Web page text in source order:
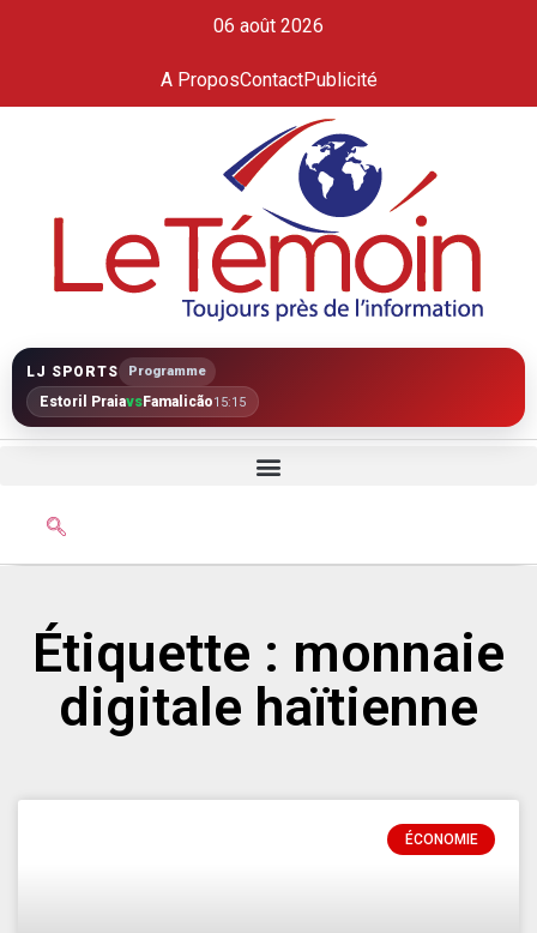
06 août 2026
A ProposContactPublicité
LJ SPORTS Programme
Estoril PraiavsFamalicão15:15
Étiquette : monnaie
digitale haïtienne
ÉCONOMIE